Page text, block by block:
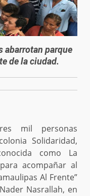
abarrotan parque
de la ciudad.
mil personas
Solidaridad,
como La
acompañar al
Al Frente”
Nasrallah, en